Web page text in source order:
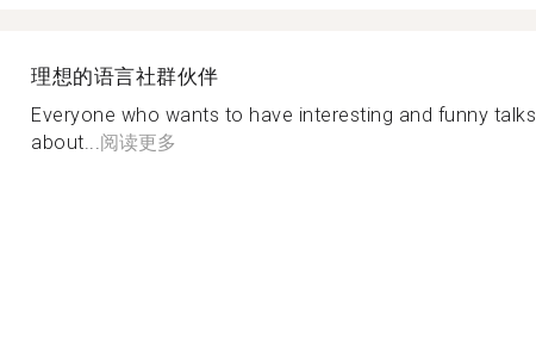
理想的语言社群伙伴
Everyone who wants to have interesting and funny talks
about...阅读更多